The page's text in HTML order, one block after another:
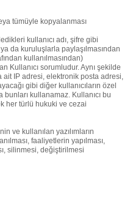
tümüyle kopyalanması
kullanıcı adı, şifre gibi
da kuruluşlarla paylaşılmasından
kullanılmasından)
Kullanıcı sorumludur. Aynı şekilde
ait IP adresi, elektronik posta adresi,
gibi diğer kullanıcıların özel
kullanamaz. Kullanıcı bu
her türlü hukuki ve cezai
ve kullanılan yazılımların
faaliyetlerin yapılması,
silinmesi, değiştirilmesi